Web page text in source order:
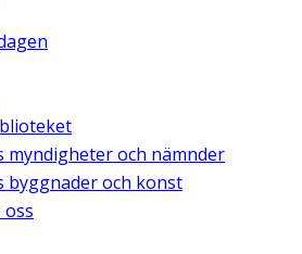
myndigheter och nämnder
byggnader och konst